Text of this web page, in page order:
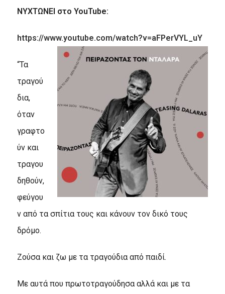
ΝΥΧΤΩΝΕΙ στο YouTube:
https://www.youtube.com/watch?v=aFPerVYL_uY
“Τα
τραγού
δια,
όταν
γραφτο
ύν και
τραγου
δηθούν,
φεύγου
ν από τα σπίτια τους και κάνουν τον δικό τους
δρόμο.
Ζούσα και ζω με τα τραγούδια από παιδί.
Με αυτά που πρωτοτραγούδησα αλλά και με τα